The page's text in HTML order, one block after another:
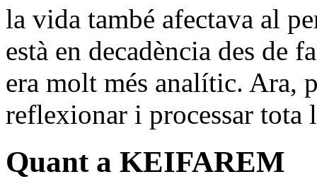
la vida també afectava al
està en decadència des de
era molt més analític. Ara,
reflexionar i processar tota
Quant a KEIFAREM